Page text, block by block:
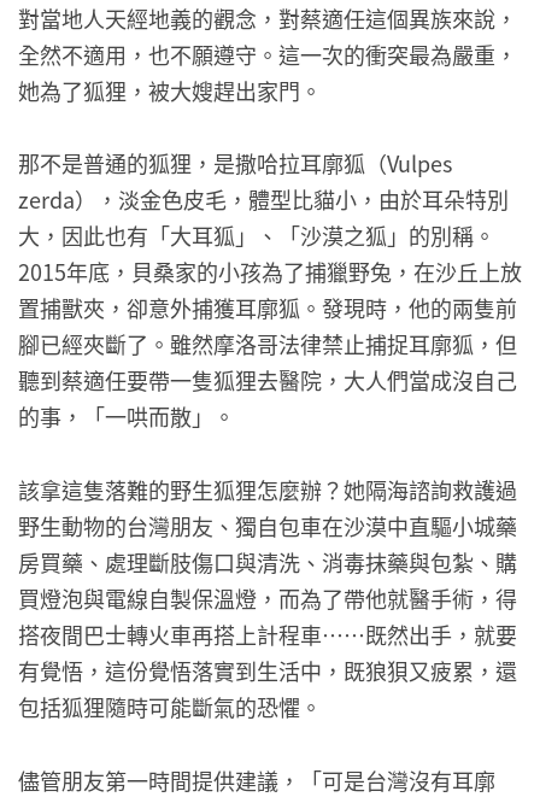
對當地人天經地義的觀念，對蔡適任這個異族來說，
全然不適用，也不願遵守。這一次的衝突最為嚴重，
她為了狐狸，被大嫂趕出家門。
那不是普通的狐狸，是撒哈拉耳廓狐（Vulpes
zerda），淡金色皮毛，體型比貓小，由於耳朵特別
大，因此也有「大耳狐」、「沙漠之狐」的別稱。
2015年底，貝桑家的小孩為了捕獵野兔，在沙丘上放
置捕獸夾，卻意外捕獲耳廓狐。發現時，他的兩隻前
腳已經夾斷了。雖然摩洛哥法律禁止捕捉耳廓狐，但
聽到蔡適任要帶一隻狐狸去醫院，大人們當成沒自己
的事，「一哄而散」。
該拿這隻落難的野生狐狸怎麼辦？她隔海諮詢救護過
野生動物的台灣朋友、獨自包車在沙漠中直驅小城藥
房買藥、處理斷肢傷口與清洗、消毒抹藥與包紮、購
買燈泡與電線自製保溫燈，而為了帶他就醫手術，得
搭夜間巴士轉火車再搭上計程車……既然出手，就要
有覺悟，這份覺悟落實到生活中，既狼狽又疲累，還
包括狐狸隨時可能斷氣的恐懼。
儘管朋友第一時間提供建議，「可是台灣沒有耳廓